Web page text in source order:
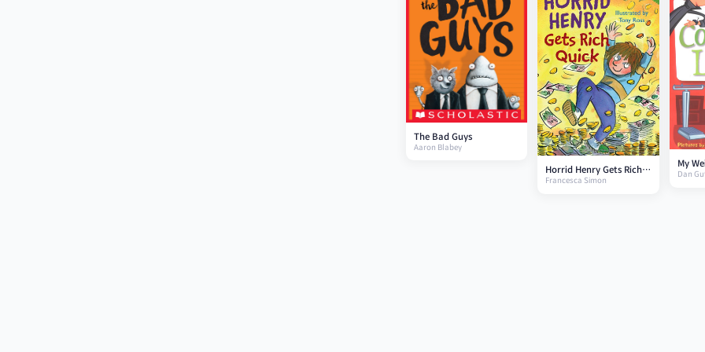
The Bad Guys
Aaron Blabey
Horrid Henry Gets Rich
Quick
Francesca Simon
My
Dan